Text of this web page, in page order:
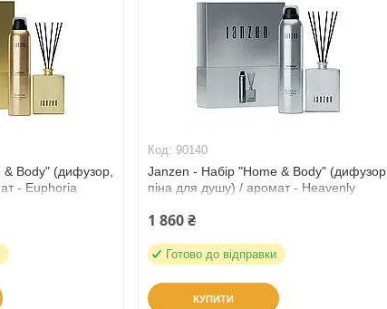
Body" (дифузор,
- Euphoria
90140
Janzen - Набір "Home & Body" (дифузор,
піна для душу) / аромат - Heavenly
1 860 ₴
Готово до відправки
КУПИТИ